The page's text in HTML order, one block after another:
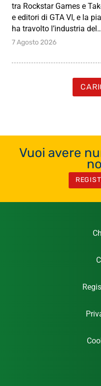
tra Rockstar Games e
e editori di GTA VI, e la
ha travolto l’industria
7 Agosto 2026
Vuoi avere